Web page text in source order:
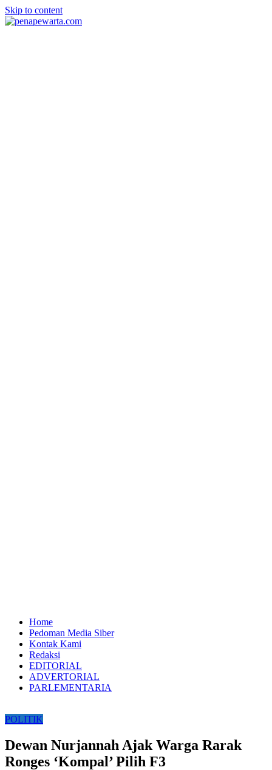
Skip to content
Home
Pedoman Media Siber
Kontak Kami
Redaksi
EDITORIAL
ADVERTORIAL
PARLEMENTARIA
POLITIK
Dewan Nurjannah Ajak Warga Rarak
Ronges ‘Kompal’ Pilih F3